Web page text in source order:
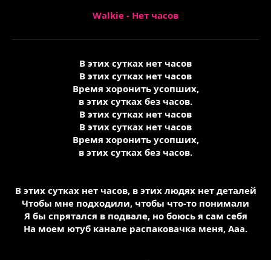
Walkie - Нет часов
В этих сутках нет часов
В этих сутках нет часов
Время хоронить усопших,
в этих сутках без часов.
В этих сутках нет часов
В этих сутках нет часов
Время хоронить усопших,
в этих сутках без часов.
В этих сутках нет часов, в этих людях нет деталей
Чтобы мне подходили, чтобы что-то понимали
Я бы спрятался в подвале, но боюсь я сам себя
На моем ютуб канале распаковачка меня, Ааа.